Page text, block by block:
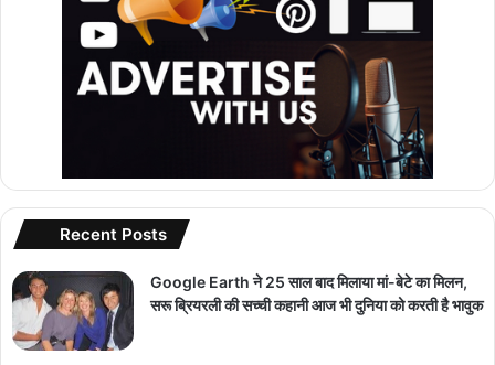
Recent Posts
Google Earth ने 25 साल बाद मिलाया मां-बेटे का मिलन,
सरू ब्रियरली की सच्ची कहानी आज भी दुनिया को करती है भावुक